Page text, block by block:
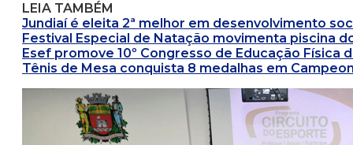
LEIA TAMBÉM
Jundiaí é eleita 2ª melhor em desenvolvimento
Festival Especial de Natação movimenta piscina
Esef promove 10º Congresso de Educação Física
Tênis de Mesa conquista 8 medalhas em